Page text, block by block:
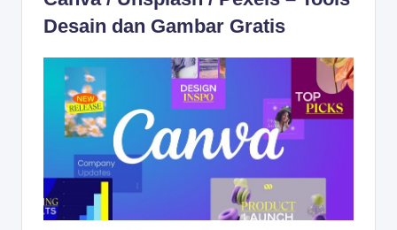
Desain dan Gambar Gratis